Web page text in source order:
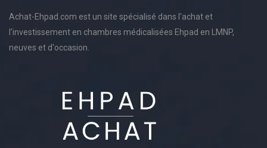
Achat-Ehpad.com est un site spécialisé dans l'achat et
l'investissement en chambres médicalisées Ehpad en LMNP,
neuves et d'occasion.